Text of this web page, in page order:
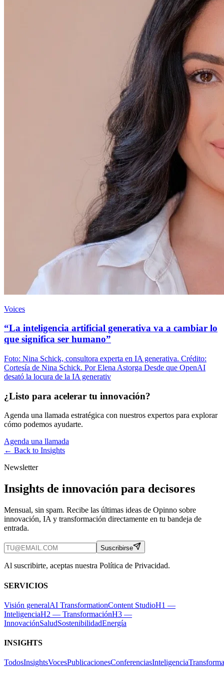
Voices
“La inteligencia artificial generativa va a cambiar lo
que significa ser humano”
Foto: Nina Schick, consultora experta en IA generativa. Crédito:
Cortesía de Nina Schick. Por Elena Astorga Desde que OpenAI
desató la locura de la IA generativ
¿Listo para acelerar tu innovación?
Agenda una llamada estratégica con nuestros expertos para explorar
cómo podemos ayudarte.
Agenda una llamada
← Back to Insights
Newsletter
Insights de innovación para decisores
Mensual, sin spam. Recibe las últimas ideas de Opinno sobre
innovación, IA y transformación directamente en tu bandeja de
entrada.
Suscribirse
Al suscribirte, aceptas nuestra Política de Privacidad.
SERVICIOS
Visión generalAI TransformationContent StudioH1 —
InteligenciaH2 — TransformaciónH3 —
InnovaciónSaludSostenibilidadEnergía
INSIGHTS
TodosInsightsVocesPublicacionesConferenciasInteligencia